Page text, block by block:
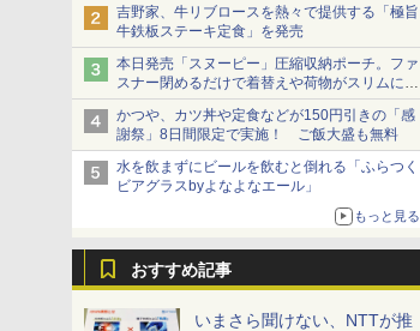
吉野家、牛リブロースを熱々で提供する「極旨
牛鉄板ステーキ定食」を発売
本日発売「スヌーピー」圧縮収納ポーチ。ファ
スナー閉めるだけで着替えや荷物がスリムにま
とまる
かつや、カツ丼や定食などが150円引きの「感
謝祭」8日間限定で実施！ ご飯大盛も無料
水を飲まずにビールを飲むと倒れる「ふらつく
ビアグラスbyよなよなエール」
もっと見る
おすすめ記事
いまさら聞けない、NTTが推